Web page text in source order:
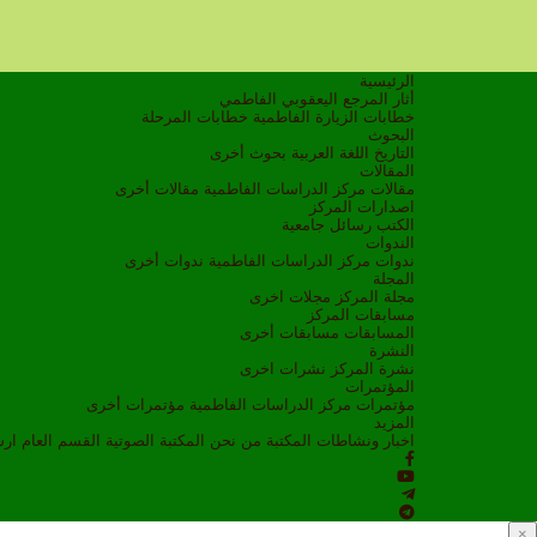
الرئيسية
أثار المرجع اليعقوبي الفاطمي
خطابات الزيارة الفاطمية خطابات المرحلة
البحوث
التاريخ
اللغة العربية بحوث أخرى
المقالات
مقالات مركز الدراسات الفاطمية مقالات أخرى
اصدارات المركز
الكتب رسائل جامعية
الندوات
ندوات مركز الدراسات الفاطمية ندوات أخرى
المجلة
مجلة المركز مجلات اخرى
مسابقات المركز
المسابقات مسابقات أخرى
النشرة
نشرة المركز نشرات اخرى
المؤتمرات
مؤتمرات مركز الدراسات الفاطمية مؤتمرات أخرى
المزيد
اخبار ونشاطات
المكتبة من نحن المكتبة الصوتية القسم العام